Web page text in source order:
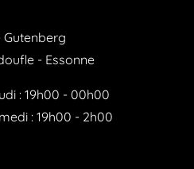
Gutenberg
- Essonne
: 19h00 - 00h00
: 19h00 - 2h00